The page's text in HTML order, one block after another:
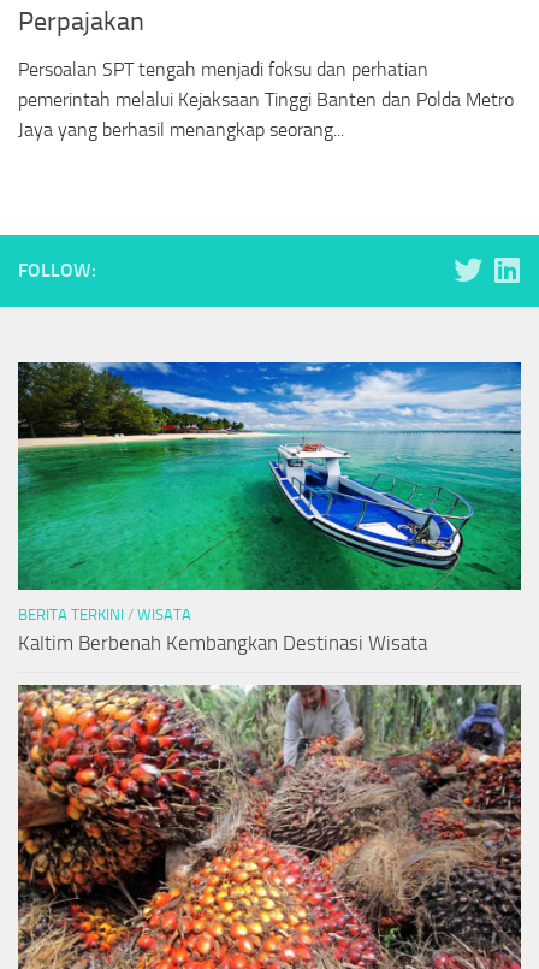
Perpajakan
Persoalan SPT tengah menjadi foksu dan perhatian
pemerintah melalui Kejaksaan Tinggi Banten dan Polda Metro
Jaya yang berhasil menangkap seorang...
FOLLOW:
BERITA TERKINI / WISATA
Kaltim Berbenah Kembangkan Destinasi Wisata